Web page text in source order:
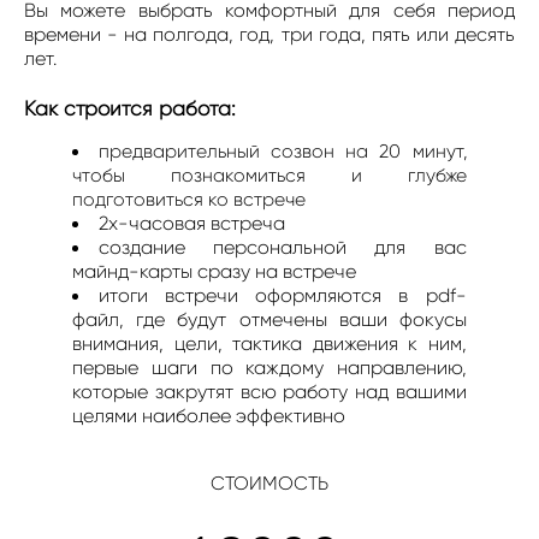
Вы можете выбрать комфортный для себя период
времени - на полгода, год, три года, пять или десять
лет.
Как строится работа:
предварительный созвон на 20 минут,
чтобы познакомиться и глубже
подготовиться ко встрече
2х-часовая встреча
создание персональной для вас
майнд-карты сразу на встрече
итоги встречи оформляются в pdf-
файл, где будут отмечены ваши фокусы
внимания, цели, тактика движения к ним,
первые шаги по каждому направлению,
которые закрутят всю работу над вашими
целями наиболее эффективно
СТОИМОСТЬ